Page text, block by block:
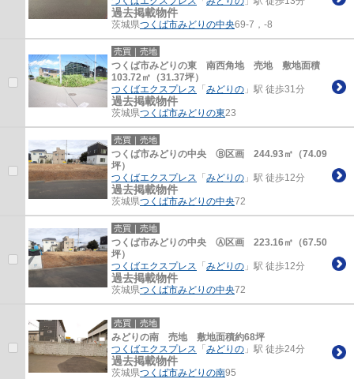
過去掲載物件
茨城県つくば市みどりの中央69-7，-8
売買｜売地
つくば市みどりの東 南西角地 売地 敷地面積
103.72㎡（31.37坪）
つくばエクスプレス 「 みどりの 」駅 徒歩31分
過去掲載物件
茨城県つくば市みどりの東23
売買｜売地
つくば市みどりの中央 Ⓑ区画 244.93㎡（74.09
坪）
つくばエクスプレス 「 みどりの 」駅 徒歩12分
過去掲載物件
茨城県つくば市みどりの中央72
売買｜売地
つくば市みどりの中央 Ⓐ区画 223.16㎡（67.50
坪）
つくばエクスプレス 「 みどりの 」駅 徒歩12分
過去掲載物件
茨城県つくば市みどりの中央72
売買｜売地
みどりの南 売地 敷地面積約68坪
つくばエクスプレス 「 みどりの 」駅 徒歩24分
過去掲載物件
茨城県つくば市みどりの南95